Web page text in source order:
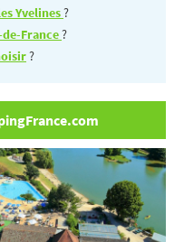
Yvelines?
France?
?